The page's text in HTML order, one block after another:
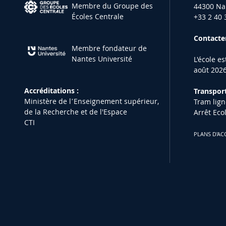
Membre du Groupe des
Écoles Centrale
Membre fondateur de
Nantes Université
Accréditations :
Ministère de lʼEnseignement supérieur,
de la Recherche et de l'Espace
CTI
44300
+33 2 40
L'école
août
Tram
Arrêt
PLANS